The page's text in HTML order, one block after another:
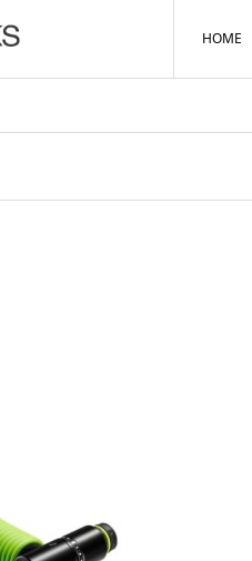
HOME